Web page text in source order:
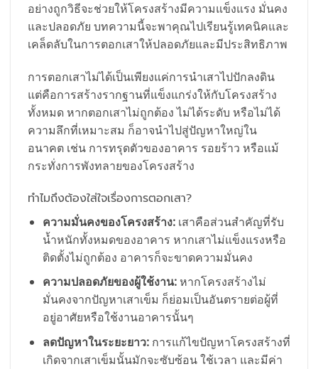
อย่างถูกวิธีจะช่วยให้โครงสร้างมีความแข็งแรง มั่นคง
และปลอดภัย บทความนี้จะพาคุณไปเรียนรู้เทคนิคและ
เคล็ดลับในการตอกเสาให้ปลอดภัยและมีประสิทธิภาพ
การตอกเสาไม่ได้เป็นเพียงแค่การนำเสาไปปักลงดิน
แต่คือการสร้างรากฐานที่แข็งแกร่งให้กับโครงสร้าง
ทั้งหมด หากตอกเสาไม่ถูกต้อง ไม่ได้ระดับ หรือไม่ได้
ความลึกที่เหมาะสม ก็อาจนำไปสู่ปัญหาใหญ่ใน
อนาคต เช่น การทรุดตัวของอาคาร รอยร้าว หรือแม้
กระทั่งการพังทลายของโครงสร้าง
ทำไมถึงต้องใส่ใจเรื่องการตอกเสา?
ความมั่นคงของโครงสร้าง:เสาคือส่วนสำคัญที่รับ
น้ำหนักทั้งหมดของอาคาร หากเสาไม่แข็งแรงหรือ
ติดตั้งไม่ถูกต้อง อาคารก็จะขาดความมั่นคง
ความปลอดภัยของผู้ใช้งาน:หากโครงสร้างไม่
มั่นคงจากปัญหาเสาเข็ม ก็ย่อมเป็นอันตรายต่อผู้ที่
อยู่อาศัยหรือใช้งานอาคารนั้นๆ
ลดปัญหาในระยะยาว:การแก้ไขปัญหาโครงสร้างที่
เกิดจากเสาเข็มนั้นมักจะซับซ้อน ใช้เวลา และมีค่า